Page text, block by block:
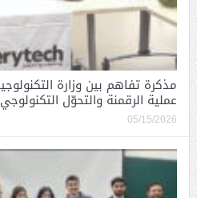
عملية الرقمنة والتحوّل التكنولوجي
05/15/2026